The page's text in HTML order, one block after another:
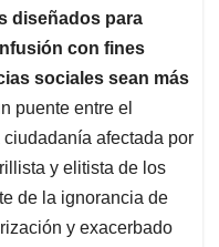
diseñados para
con fines
sociales sean más
puente entre el
afectada por
y elitista de los
de la ignorancia de
y exacerbado